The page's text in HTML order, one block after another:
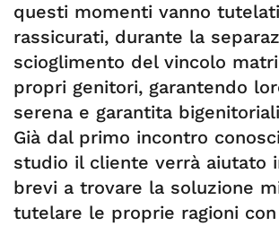
questi momenti vanno
rassicurati, durante la
scioglimento del vincolo
propri genitori, garantendo
serena e garantita
Già dal primo incontro
studio il cliente verrà aiutato
brevi a trovare la soluzione
tutelare le proprie ragioni